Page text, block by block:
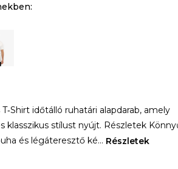
időtálló ruhatári alapdarab, amely
stílust nyújt. Részletek
és légáteresztő ké... Részletek